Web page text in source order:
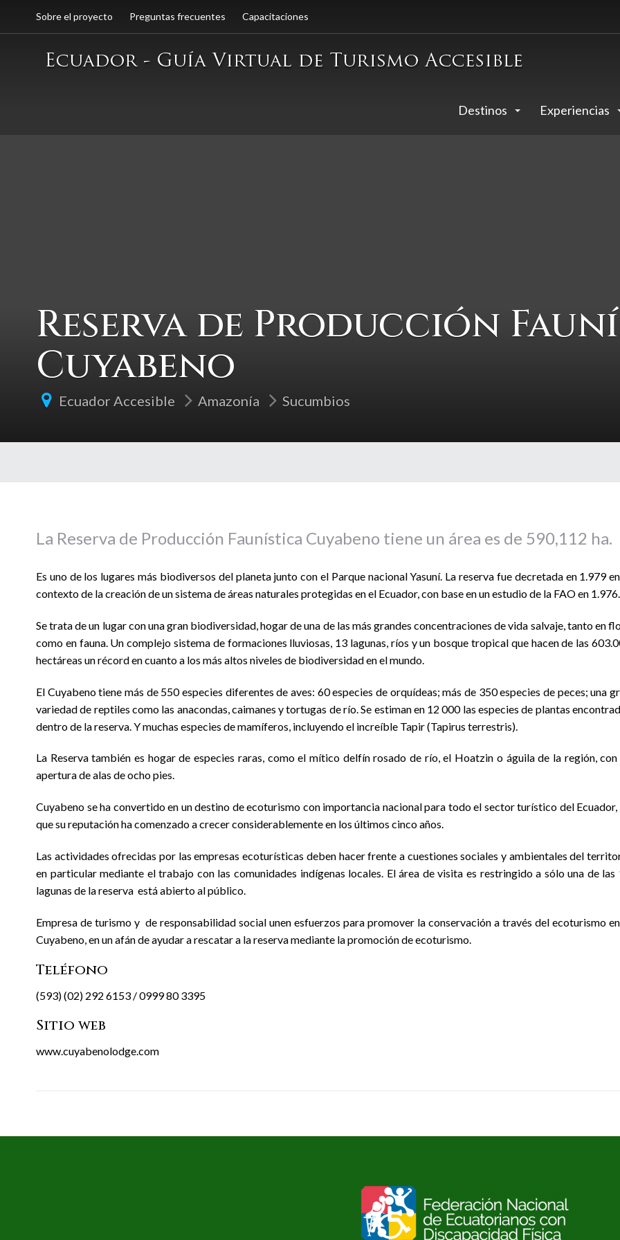
Sobre el proyecto Preguntas frecuentes Capacitaciones
Destinos Experiencias
Reserva de Producción
Cuyabeno
Ecuador Accesible Amazonía Sucumbios
La Reserva de Producción Faunística Cuyabeno tiene un área es de 590,112 ha.
Es uno de los lugares más biodiversos del planeta junto con el Parque nacional Yasuní. La reserva fue decretada en 1.979
contexto de la creación de un sistema de áreas naturales protegidas en el Ecuador, con base en un estudio de la FAO en 1.976.
Se trata de un lugar con una gran biodiversidad, hogar de una de las más grandes concentraciones de vida salvaje, tanto en
como en fauna. Un complejo sistema de formaciones lluviosas, 13 lagunas, ríos y un bosque tropical que hacen de las
hectáreas un récord en cuanto a los más altos niveles de biodiversidad en el mundo.
El Cuyabeno tiene más de 550 especies diferentes de aves: 60 especies de orquídeas; más de 350 especies de peces; una
variedad de reptiles como las anacondas, caimanes y tortugas de río. Se estiman en 12 000 las especies de plantas
dentro de la reserva. Y muchas especies de mamíferos, incluyendo el increíble Tapir (Tapirus terrestris).
La Reserva también es hogar de especies raras, como el mítico delfín rosado de río, el Hoatzin o águila de la región, con
apertura de alas de ocho pies.
Cuyabeno se ha convertido en un destino de ecoturismo con importancia nacional para todo el sector turístico del Ecuador,
que su reputación ha comenzado a crecer considerablemente en los últimos cinco años.
Las actividades ofrecidas por las empresas ecoturísticas deben hacer frente a cuestiones sociales y ambientales del
en particular mediante el trabajo con las comunidades indígenas locales. El área de visita es restringido a sólo una de las
lagunas de la reserva está abierto al público.
Empresa de turismo y de responsabilidad social unen esfuerzos para promover la conservación a través del ecoturismo
Cuyabeno, en un afán de ayudar a rescatar a la reserva mediante la promoción de ecoturismo.
Teléfono
(593) (02) 292 6153 / 0999 80 3395
Sitio web
www.cuyabenolodge.com